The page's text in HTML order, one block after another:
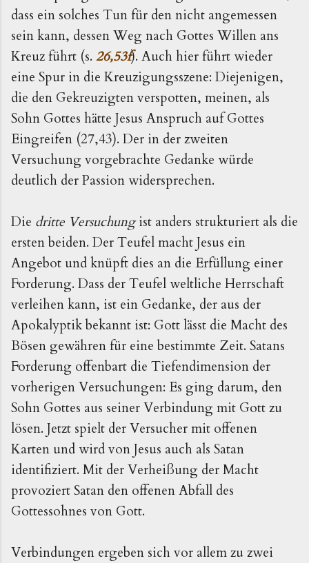
dass ein solches Tun für den nicht angemessen
sein kann, dessen Weg nach Gottes Willen ans
Kreuz führt (s. 26,53f). Auch hier führt wieder
eine Spur in die Kreuzigungsszene: Diejenigen,
die den Gekreuzigten verspotten, meinen, als
Sohn Gottes hätte Jesus Anspruch auf Gottes
Eingreifen (27,43). Der in der zweiten
Versuchung vorgebrachte Gedanke würde
deutlich der Passion widersprechen.
Die dritte Versuchungist anders strukturiert als die
ersten beiden. Der Teufel macht Jesus ein
Angebot und knüpft dies an die Erfüllung einer
Forderung. Dass der Teufel weltliche Herrschaft
verleihen kann, ist ein Gedanke, der aus der
Apokalyptik bekannt ist: Gott lässt die Macht des
Bösen gewähren für eine bestimmte Zeit. Satans
Forderung offenbart die Tiefendimension der
vorherigen Versuchungen: Es ging darum, den
Sohn Gottes aus seiner Verbindung mit Gott zu
lösen. Jetzt spielt der Versucher mit offenen
Karten und wird von Jesus auch als Satan
identifiziert. Mit der Verheißung der Macht
provoziert Satan den offenen Abfall des
Gottessohnes von Gott.
Verbindungen ergeben sich vor allem zu zwei